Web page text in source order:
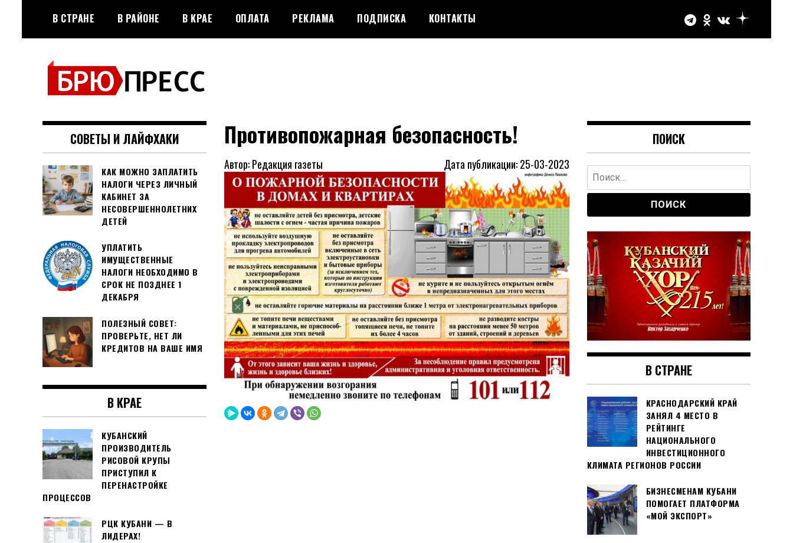
содержимому
В СТРАНЕ В РАЙОНЕ В КРАЕ ОПЛАТА РЕКЛАМА ПОДПИСКА КОНТАКТЫ
БРЮПРЕСС
Официальный сайт газеты
"Брюховецкие новости"
Противопожарная безопасность!
Автор: Редакция газеты Дата публикации: 25-03-2023
СОВЕТЫ И ЛАЙФХАКИ
КАК МОЖНО ЗАПЛАТИТЬ
НАЛОГИ ЧЕРЕЗ ЛИЧНЫЙ
КАБИНЕТ ЗА
НЕСОВЕРШЕННОЛЕТНИХ
ДЕТЕЙ
УПЛАТИТЬ
ИМУЩЕСТВЕННЫЕ
НАЛОГИ НЕОБХОДИМО В
СРОК НЕ ПОЗДНЕЕ 1
ДЕКАБРЯ
ПОЛЕЗНЫЙ СОВЕТ:
ПРОВЕРЬТЕ, НЕТ ЛИ
КРЕДИТОВ НА ВАШЕ ИМЯ
В КРАЕ
КУБАНСКИЙ
ПРОИЗВОДИТЕЛЬ
РИСОВОЙ КРУПЫ
ПРИСТУПИЛ К
ПЕРЕНАСТРОЙКЕ
ПРОЦЕССОВ
РЦК КУБАНИ — В
ЛИДЕРАХ!
ПОИСК
Найти:
В СТРАНЕ
КРАСНОДАРСКИЙ КРАЙ
ЗАНЯЛ 4 МЕСТО В
РЕЙТИНГЕ
НАЦИОНАЛЬНОГО
ИНВЕСТИЦИОННОГО
КЛИМАТА РЕГИОНОВ РОССИИ
БИЗНЕСМЕНАМ КУБАНИ
ПОМОГАЕТ ПЛАТФОРМА
«МОЙ ЭКСПОРТ»